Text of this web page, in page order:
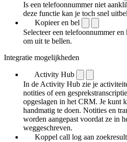
Is een telefoonnummer niet
deze functie kan je toch snel
Kopieer en bel
Selecteer een telefoonnummer
om uit te bellen.
Integratie mogelijkheden
Activity Hub
In de Activity Hub zie je
notities of een
opgeslagen in het CRM. Je kunt
handmatig te doen. Notities en
worden aangepast voordat ze in
weggeschreven.
Koppel call log aan